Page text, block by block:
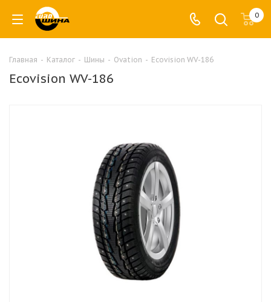
0
Главная - Каталог - Шины - Ovation - Ecovision WV-186
Ecovision WV-186